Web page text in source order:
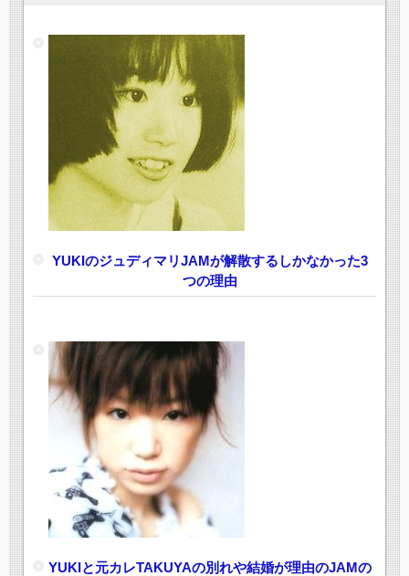
YUKIのジュディマリJAMが解散するしかなかった3
つの理由
YUKIと元カレTAKUYAの別れや結婚が理由のJAMの